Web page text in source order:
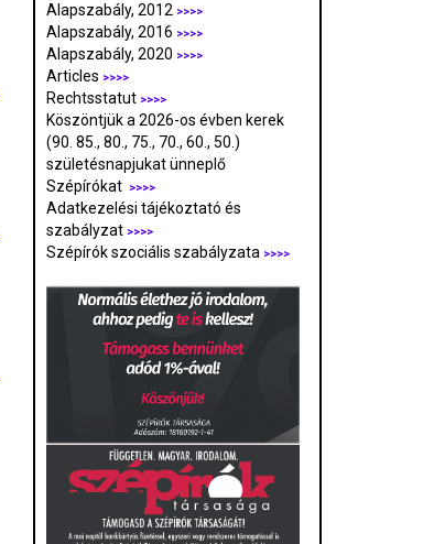
Alapszabály, 2012 >>>>
Alapszabály, 2016 >>>>
Alapszabály, 2020 >>>>
Articles >>>>
Rechtsstatut >>>>
Köszöntjük a 2026-os évben kerek
(90. 85., 80., 75., 70., 60., 50.)
születésnapjukat ünneplő
Szépírókat
>>>>
Adatkezelési tájékoztató és
szabályzat >>>>
Szépírók szociális szabályzata >>>>